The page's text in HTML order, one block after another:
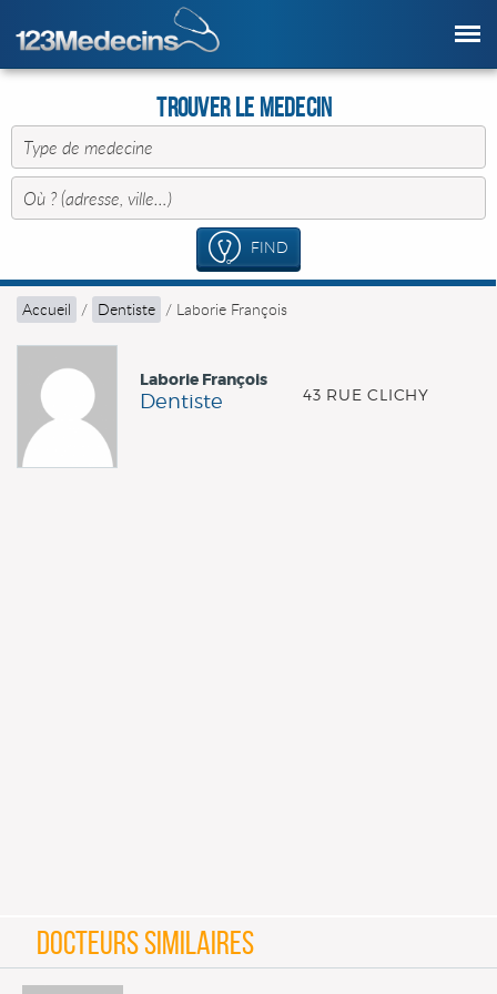
Trouver le Medecin
FIND
Accueil / Dentiste / Laborie François
Laborie François
Dentiste 43 RUE CLICHY
DOCTEURS SIMILAIRES